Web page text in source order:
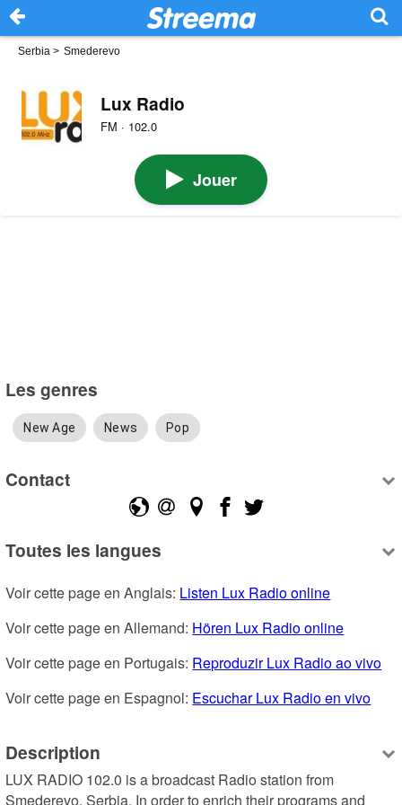
Serbia > Smederevo
Lux Radio
FM · 102.0
Jouer
Les genres
New Age News Pop
Contact
Toutes les langues
Voir cette page en Anglais: Listen Lux Radio online
Voir cette page en Allemand: Hören Lux Radio online
Voir cette page en Portugais: Reproduzir Lux Radio ao vivo
Voir cette page en Espagnol: Escuchar Lux Radio en vivo
Description
LUX RADIO 102.0 is a broadcast Radio station from
Smederevo, Serbia. In order to enrich their programs and